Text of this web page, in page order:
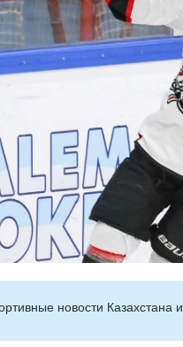
новости Казахстана